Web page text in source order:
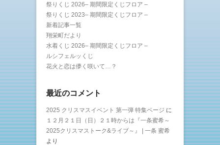
祭りくじ 2026– 期間限定くじフロア –
祭りくじ 2023– 期間限定くじフロア –
新着記事一覧
翔栄町だより
水着くじ 2026– 期間限定くじフロア –
ルシフェルッくじ
花火と恋は儚く咲いて…？
最近のコメント
2025 クリスマスイベント 第一弾 特集ページ に
１２月２１日（日）２１時からは『一条蜜希～
2025クリスマストーク&ライブ～』 | 一条 蜜希
より